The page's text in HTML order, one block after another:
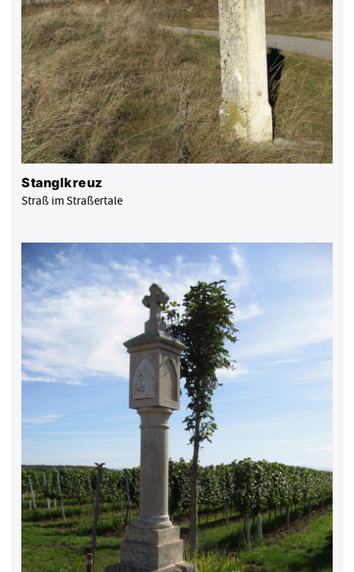
Stanglkreuz
Straß im Straßertale